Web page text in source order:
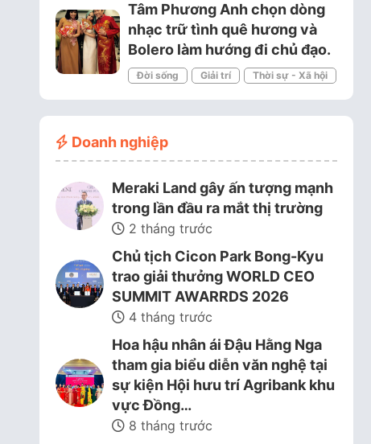
Tâm Phương Anh chọn dòng
nhạc trữ tình quê hương và
Bolero làm hướng đi chủ đạo.
Đời sống Giải trí Thời sự - Xã hội
Doanh nghiệp
Meraki Land gây ấn tượng mạnh
trong lần đầu ra mắt thị trường
2 tháng trước
Chủ tịch Cicon Park Bong-Kyu
trao giải thưởng WORLD CEO
SUMMIT AWARRDS 2026
4 tháng trước
Hoa hậu nhân ái Đậu Hằng Nga
tham gia biểu diễn văn nghệ tại
sự kiện Hội hưu trí Agribank khu
vực Đồng…
8 tháng trước